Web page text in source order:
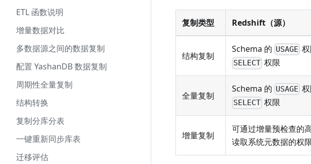
ETL 函数说明
增量数据对比
多数据源之间的数据复制
配置 YashanDB 数据复制
周期性全量复制
结构转换
复制分库分表
一键重新同步库表
迁移评估
复制类型 Redshift（源）
结构复制
Schema 的 USAGE
SELECT 权限
全量复制
Schema 的 USAGE
SELECT 权限
增量复制
可通过增量预检查的
读取系统元数据的权